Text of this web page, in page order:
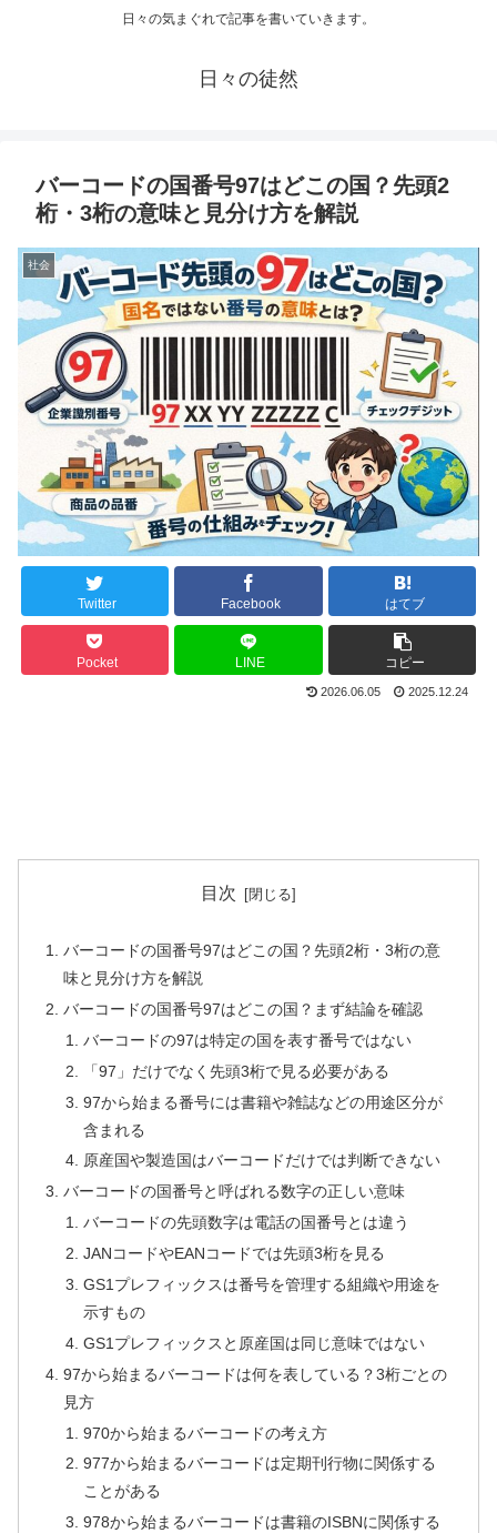
日々の気まぐれで記事を書いていきます。
日々の徒然
バーコードの国番号97はどこの国？先頭2
桁・3桁の意味と見分け方を解説
社会
Twitter Facebook はてブ
Pocket LINE コピー
2026.06.05 2025.12.24
目次
バーコードの国番号97はどこの国？先頭2桁・3桁の意
味と見分け方を解説
バーコードの国番号97はどこの国？まず結論を確認
バーコードの97は特定の国を表す番号ではない
「97」だけでなく先頭3桁で見る必要がある
97から始まる番号には書籍や雑誌などの用途区分が
含まれる
原産国や製造国はバーコードだけでは判断できない
バーコードの国番号と呼ばれる数字の正しい意味
バーコードの先頭数字は電話の国番号とは違う
JANコードやEANコードでは先頭3桁を見る
GS1プレフィックスは番号を管理する組織や用途を
示すもの
GS1プレフィックスと原産国は同じ意味ではない
97から始まるバーコードは何を表している？3桁ごとの
見方
970から始まるバーコードの考え方
977から始まるバーコードは定期刊行物に関係する
ことがある
978から始まるバーコードは書籍のISBNに関係する